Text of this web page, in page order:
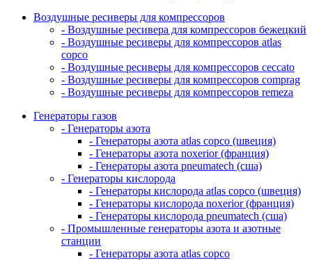
Воздушные ресиверы для компрессоров
- Воздушные ресивера для компрессоров бежецкий
- Воздушные ресиверы для компрессоров atlas
copco
- Воздушные ресиверы для компрессоров ceccato
- Воздушные ресиверы для компрессоров comprag
- Воздушные ресиверы для компрессоров remeza
Генераторы газов
- Генераторы азота
- Генераторы азота atlas copco (швеция)
- Генераторы азота noxerior (франция)
- Генераторы азота pneumatech (сша)
- Генераторы кислорода
- Генераторы кислорода atlas copco (швеция)
- Генераторы кислорода noxerior (франция)
- Генераторы кислорода pneumatech (сша)
- Промышленные генераторы азота и азотные
станции
- Генераторы азота atlas copco